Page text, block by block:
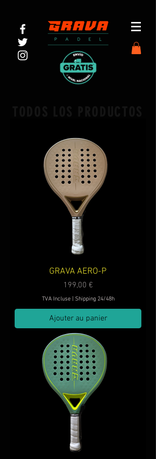
GRAVA AERO-P
Prix
199,00 €
TVA Incluse| Shipping 24/48h
Ajouter au panier